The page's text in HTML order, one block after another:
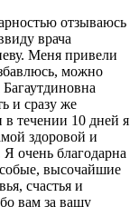
отзываюсь
врача
Меня привели
можно
и сразу же
в течении 10 дней я
здоровой и
очень благодарна
высочайшие
счастья и
вам за вашу